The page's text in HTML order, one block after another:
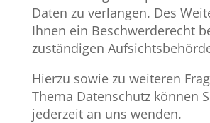
Daten zu verlangen. Des
Ihnen ein Beschwerderecht
zuständigen
Hierzu sowie zu weiteren
Thema Datenschutz können
jederzeit an uns wenden.